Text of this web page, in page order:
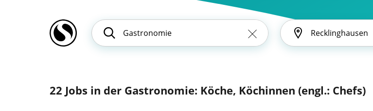
22 Jobs in der Gastronomie: Köche, Köchinnen (engl.: Chefs)